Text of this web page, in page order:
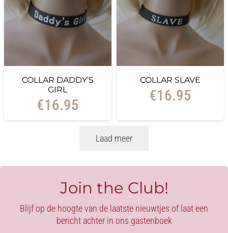
COLLAR DADDY’S
GIRL
€16.95
COLLAR SLAVE
€16.95
Laad meer
Join the Club!
Blijf op de hoogte van de laatste nieuwtjes of laat een
bericht achter in ons gastenboek